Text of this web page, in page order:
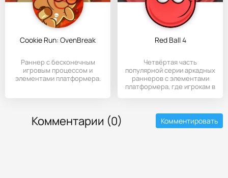
Cookie Run: OvenBreak
Раннер с бесконечным
игровым процессом и
элементами платформера.
Red Ball 4
Четвёртая часть
популярной серии аркадных
раннеров с элементами
платформера, где игрокам в
Комментарии (0) Комментировать